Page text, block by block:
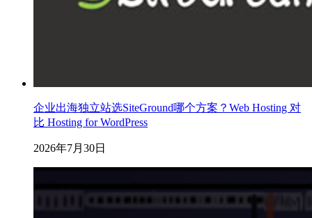
企业出海独立站选SiteGround哪个方案？Web Hosting 对
比 Hosting for WordPress
2026年7月30日